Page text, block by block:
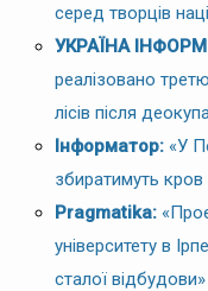
серед творців
УКРАЇНА
реалізовано
лісів після
Інформатор: «У
збиратимуть
Pragmatika:
університету в
сталої відбудови»